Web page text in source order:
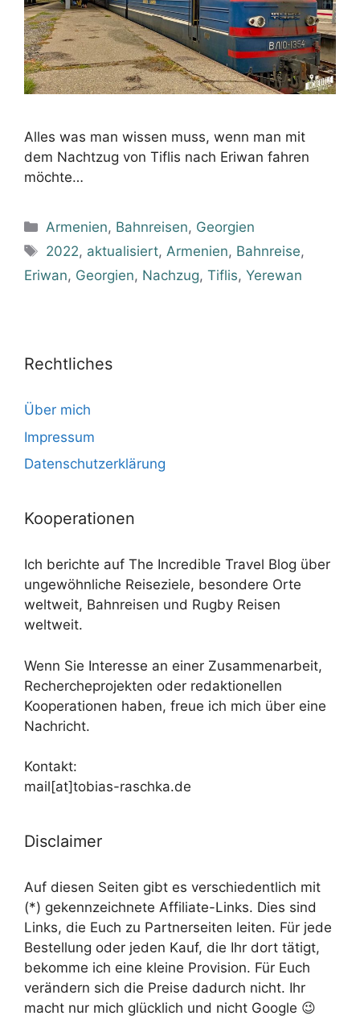
Alles was man wissen muss, wenn man mit
dem Nachtzug von Tiflis nach Eriwan fahren
möchte…
Kategorien
Armenien, Bahnreisen, Georgien
Schlagwörter
2022, aktualisiert,Armenien, Bahnreise,
Eriwan, Georgien, Nachzug, Tiflis, Yerewan
Rechtliches
Über mich
Impressum
Datenschutzerklärung
Kooperationen
Ich berichte auf The Incredible Travel Blog über
ungewöhnliche Reiseziele, besondere Orte
weltweit, Bahnreisen und Rugby Reisen
weltweit.
Wenn Sie Interesse an einer Zusammenarbeit,
Rechercheprojekten oder redaktionellen
Kooperationen haben, freue ich mich über eine
Nachricht.
Kontakt:
mail[at]tobias-raschka.de
Disclaimer
Auf diesen Seiten gibt es verschiedentlich mit
(*) gekennzeichnete Affiliate-Links. Dies sind
Links, die Euch zu Partnerseiten leiten. Für jede
Bestellung oder jeden Kauf, die Ihr dort tätigt,
bekomme ich eine kleine Provision. Für Euch
verändern sich die Preise dadurch nicht. Ihr
macht nur mich glücklich und nicht Google 😉